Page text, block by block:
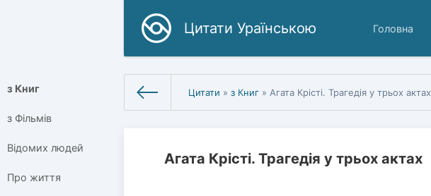
Цитати Ураїнською Головна
з Книг
з Фільмів
Відомих людей
Про життя
Цитати »з Книг » Агата Крісті. Трагедія у трьох актах
Агата Крісті. Трагедія у трьох актах